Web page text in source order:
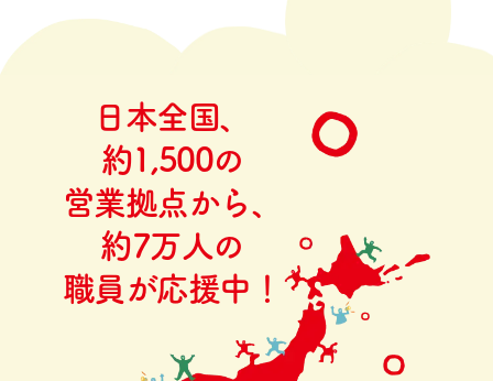
日本全国、
約1,500の
営業拠点から、
約7万人の
職員が応援中！